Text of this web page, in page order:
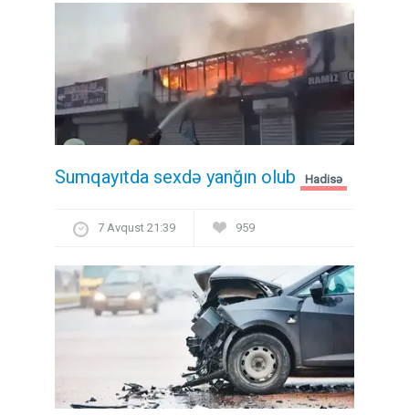
Sumqayıtda sexdə yanğın olub Hadisə
7 Avqust 21:39 959